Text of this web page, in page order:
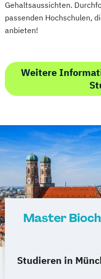
Gehaltsaussichten.
passenden Hochschulen,
anbieten!
Weitere
Master
Studieren in